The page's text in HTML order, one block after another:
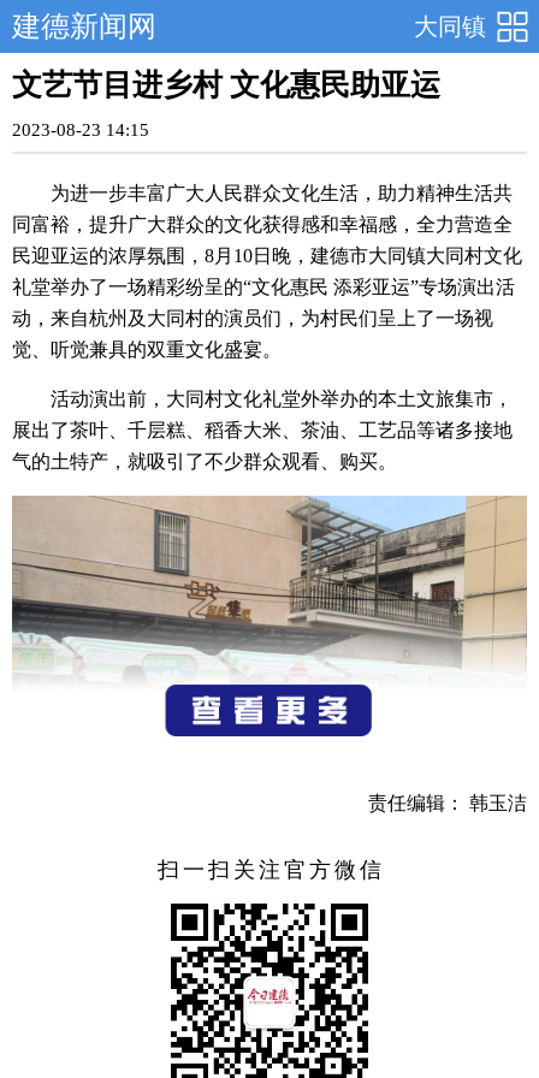
大同镇
建德新闻网
文艺节目进乡村 文化惠民助亚运
2023-08-23 14:15
为进一步丰富广大人民群众文化生活，助力精神生活共
同富裕，提升广大群众的文化获得感和幸福感，全力营造全
民迎亚运的浓厚氛围，8月10日晚，建德市大同镇大同村文化
礼堂举办了一场精彩纷呈的“文化惠民 添彩亚运”专场演出活
动，来自杭州及大同村的演员们，为村民们呈上了一场视
觉、听觉兼具的双重文化盛宴。
活动演出前，大同村文化礼堂外举办的本土文旅集市，
展出了茶叶、千层糕、稻香大米、茶油、工艺品等诸多接地
气的土特产，就吸引了不少群众观看、购买。
虽然当天天气十分炎热，但还是阻挡不了村民们观看演
出的热情，演出活动还未正式开始，大同村文化礼堂早已座
责任编辑： 韩玉洁
扫一扫关注官方微信